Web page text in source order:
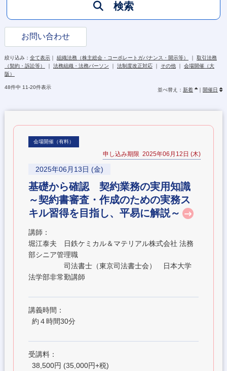
検索
お問い合わせ
絞り込み： 全て表示｜ 組織法務（株主総会・コーポレートガバナンス・開示等） ｜ 取引法務
（契約・訴訟等）
｜ 法務組織・法務パーソン ｜ 法制度改正対応｜ その他｜ 会場開催（大
阪）
48件中 11-20件表示 並べ替え：新着 ｜ 開催日
会場開催（有料）
申し込み期限 2025年06月12日 (木)
2025年06月13日 (金)
基礎から確認 契約業務の実用知識
～契約書審査・作成のための実務ス
キル習得を目指し、平易に解説～
講師：
堀江泰夫 日鉄ケミカル＆マテリアル株式会社 法務
部シニア管理職
司法書士（東京司法書士会） 日本大学
法学部非常勤講師
講義時間：
約４時間30分
受講料：
38,500円 (35,000円+税)